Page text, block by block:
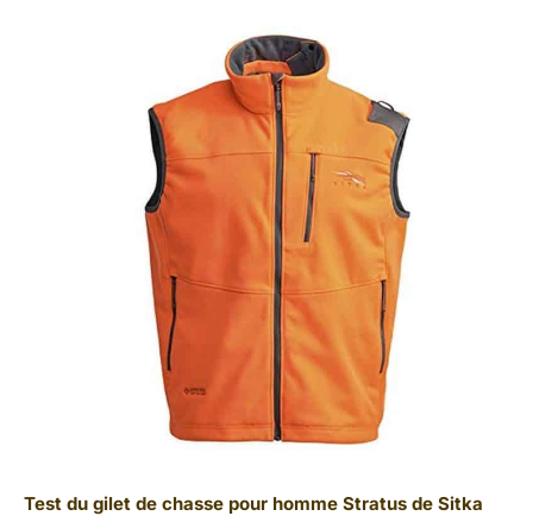
Test du gilet de chasse pour homme Stratus de Sitka